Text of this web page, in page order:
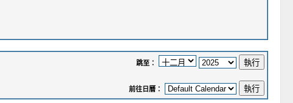
跳至：
前往日曆：